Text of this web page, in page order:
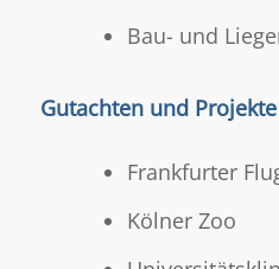
Bau- und
Gutachten und
Frankfurter
Kölner Zoo